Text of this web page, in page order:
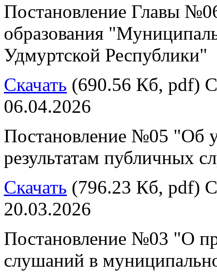
Постановление Главы
образования
Удмуртской Республики"
Скачать (690.56 Кб, pdf)
06.04.2026
Постановление №05 "Об
результатам публичных
Скачать (796.23 Кб, pdf)
20.03.2026
Постановление №03 "О
слушаний в